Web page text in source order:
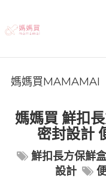
媽媽買MAMAMAI
媽媽買MAMAMAI
媽媽買 鮮扣
密封設計
鮮扣長方保鮮盒
設計